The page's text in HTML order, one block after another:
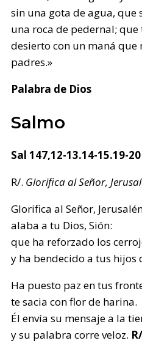
sin una gota de agua, que
una roca de pedernal; que
desierto con un maná que
padres.»
Palabra de Dios
Salmo
Sal 147,12-13.14-15.19-20
R/. Glorifica al Señor,
Glorifica al Señor,
alaba a tu Dios, Sión:
que ha reforzado los
y ha bendecido a tus hijos
Ha puesto paz en tus
te sacia con flor de harina.
Él envía su mensaje a la
y su palabra corre veloz.